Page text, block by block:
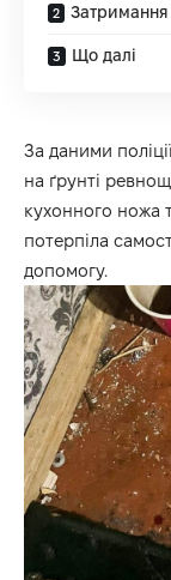
Затримання
Що далі
За даними
на ґрунті
кухонного ножа
потерпіла
допомогу.